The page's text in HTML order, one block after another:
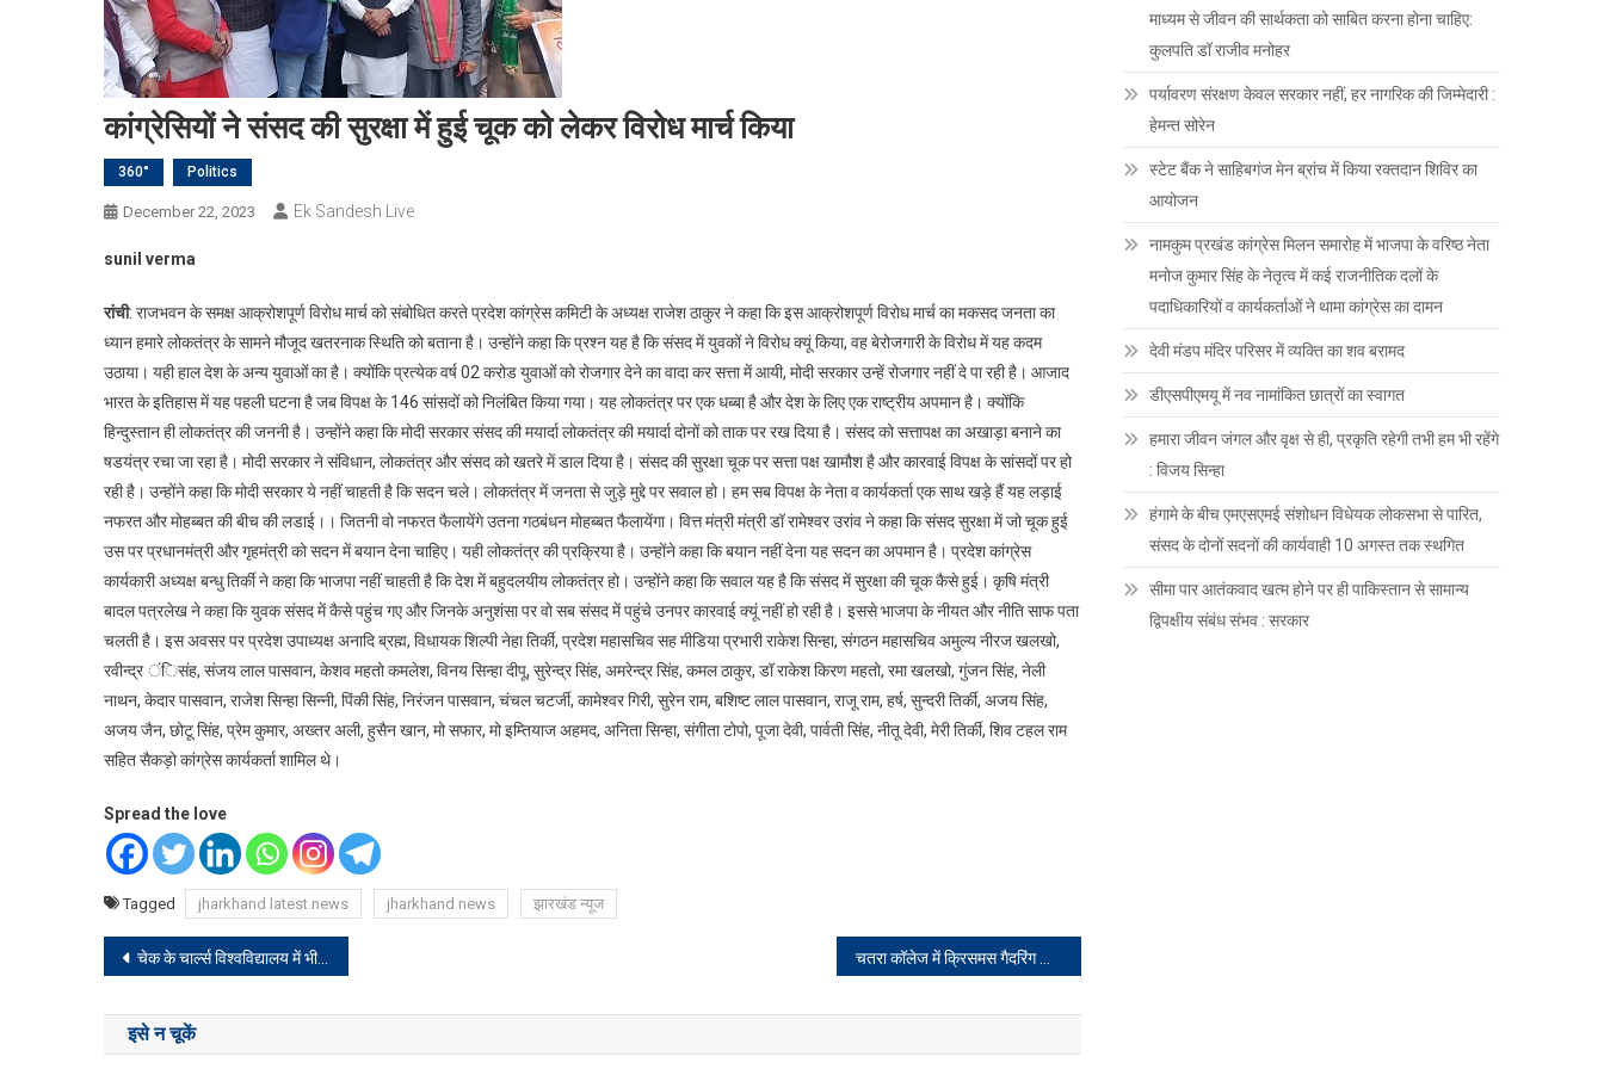
कांग्रेसियों ने संसद की सुरक्षा में हुई चूक को लेकर विरोध मार्च किया
360° Politics
December 22, 2023 Ek Sandesh Live
sunil verma
रांची: राजभवन के समक्ष आक्रोशपूर्ण विरोध मार्च को संबोधित करते प्रदेश कांग्रेस कमिटी के अध्यक्ष राजेश ठाकुर ने कहा कि इस आक्रोशपूर्ण विरोध मार्च का मकसद जनता का
ध्यान हमारे लोकतंत्र के सामने मौजूद खतरनाक स्थिति को बताना है। उन्होंने कहा कि प्रश्न यह है कि संसद में युवकों ने विरोध क्यूं किया, वह बेरोजगारी के विरोध में यह कदम
उठाया। यही हाल देश के अन्य युवाओं का है। क्योंकि प्रत्येक वर्ष 02 करोड युवाओं को रोजगार देने का वादा कर सत्ता में आयी, मोदी सरकार उन्हें रोजगार नहीं दे पा रही है। आजाद
भारत के इतिहास में यह पहली घटना है जब विपक्ष के 146 सांसदों को निलंबित किया गया। यह लोकतंत्र पर एक धब्बा है और देश के लिए एक राष्ट्रीय अपमान है। क्योंकि
हिन्दुस्तान ही लोकतंत्र की जननी है। उन्होंने कहा कि मोदी सरकार संसद की मयार्दा लोकतंत्र की मयार्दा दोनों को ताक पर रख दिया है। संसद को सत्तापक्ष का अखाड़ा बनाने का
षडयंत्र रचा जा रहा है। मोदी सरकार ने संविधान, लोकतंत्र और संसद को खतरे में डाल दिया है। संसद की सुरक्षा चूक पर सत्ता पक्ष खामौश है और कारवाई विपक्ष के सांसदों पर हो
रही है। उन्होंने कहा कि मोदी सरकार ये नहीं चाहती है कि सदन चले। लोकतंत्र में जनता से जुड़े मुद्दे पर सवाल हो। हम सब विपक्ष के नेता व कार्यकर्ता एक साथ खड़े हैं यह लड़ाई
नफरत और मोहब्बत की बीच की लडाई।। जितनी वो नफरत फैलायेंगे उतना गठबंधन मोहब्बत फैलायेंगा। वित्त मंत्री मंत्री डॉ रामेश्वर उरांव ने कहा कि संसद सुरक्षा में जो चूक हुई
उस पर प्रधानमंत्री और गृहमंत्री को सदन में बयान देना चाहिए। यही लोकतंत्र की प्रक्रिया है। उन्होंने कहा कि बयान नहीं देना यह सदन का अपमान है। प्रदेश कांग्रेस
कार्यकारी अध्यक्ष बन्धु तिर्की ने कहा कि भाजपा नहीं चाहती है कि देश में बहुदलयीय लोकतंत्र हो। उन्होंने कहा कि सवाल यह है कि संसद में सुरक्षा की चूक कैसे हुई। कृषि मंत्री
बादल पत्रलेख ने कहा कि युवक संसद में कैसे पहुंच गए और जिनके अनुशंसा पर वो सब संसद में पहुंचे उनपर कारवाई क्यूं नहीं हो रही है। इससे भाजपा के नीयत और नीति साफ पता
चलती है। इस अवसर पर प्रदेश उपाध्यक्ष अनादि ब्रह्म, विधायक शिल्पी नेहा तिर्की, प्रदेश महासचिव सह मीडिया प्रभारी राकेश सिन्हा, संगठन महासचिव अमुल्य नीरज खलखो,
रवीन्द्र ंिसंह, संजय लाल पासवान, केशव महतो कमलेश, विनय सिन्हा दीपू, सुरेन्द्र सिंह, अमरेन्द्र सिंह, कमल ठाकुर, डॉ राकेश किरण महतो, रमा खलखो, गुंजन सिंह, नेली
नाथन, केदार पासवान, राजेश सिन्हा सिन्नी, पिंकी सिंह, निरंजन पासवान, चंचल चटर्जी, कामेश्वर गिरी, सुरेन राम, बशिष्ट लाल पासवान, राजू राम, हर्ष, सुन्दरी तिर्की, अजय सिंह,
अजय जैन, छोटू सिंह, प्रेम कुमार, अख्तर अली, हुसैन खान, मो सफार, मो इम्तियाज अहमद, अनिता सिन्हा, संगीता टोपो, पूजा देवी, पार्वती सिंह, नीतू देवी, मेरी तिर्की, शिव टहल राम
सहित सैकड़ो कांग्रेस कार्यकर्ता शामिल थे।
Spread the love
Tagged jharkhand latest news jharkhand news झारखंड न्यूज
Post
navigation
चेक के चार्ल्स विश्वविद्यालय में भीषण गोलीबारी, 15 लोगों की मौत, छात्र था हमलावर चतरा कॉलेज में क्रिसमस गैदरिंग के अवसर पर समारोह का आयोजन किया गया
इसे न चूकें
माध्यम से जीवन की सार्थकता को साबित करना होना चाहिए:
कुलपति डॉ राजीव मनोहर
पर्यावरण संरक्षण केवल सरकार नहीं, हर नागरिक की जिम्मेदारी :
हेमन्त सोरेन
स्टेट बैंक ने साहिबगंज मेन ब्रांच में किया रक्तदान शिविर का
आयोजन
नामकुम प्रखंड कांग्रेस मिलन समारोह में भाजपा के वरिष्ठ नेता
मनोज कुमार सिंह के नेतृत्व में कई राजनीतिक दलों के
पदाधिकारियों व कार्यकर्ताओं ने थामा कांग्रेस का दामन
देवी मंडप मंदिर परिसर में व्यक्ति का शव बरामद
डीएसपीएमयू में नव नामांकित छात्रों का स्वागत
हमारा जीवन जंगल और वृक्ष से ही, प्रकृति रहेगी तभी हम भी रहेंगे
: विजय सिन्हा
हंगामे के बीच एमएसएमई संशोधन विधेयक लोकसभा से पारित,
संसद के दोनों सदनों की कार्यवाही 10 अगस्त तक स्थगित
सीमा पार आतंकवाद खत्म होने पर ही पाकिस्तान से सामान्य
द्विपक्षीय संबंध संभव : सरकार